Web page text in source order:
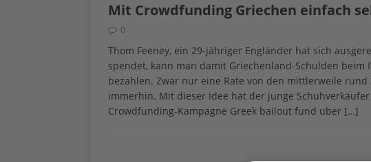
[ 24. März 2023 ] Töpfern per Hand am
[ 12. Juni 2014 ]
Grasmilben
Jucken auf acht Beinen…
GESUNDHEIT
Mit Crowdfunding Griechen einfach
0
Thom Feeney, ein 29-jähriger Engländer hat sich
spendet, kann man damit Griechenland-Schulden beim
bezahlen. Zwar nur eine Rate von den mittlerweile
immerhin. Mit dieser Idee hat der junge Schuhverkäufer
Crowdfunding-Kampagne Greek bailout fund über […]